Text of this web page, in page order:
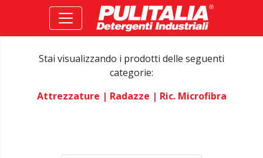
Stai visualizzando i prodotti delle seguenti
categorie:
Attrezzature | Radazze | Ric. Microfibra